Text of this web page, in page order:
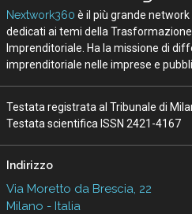
Nextwork360 è il più grande
dedicati ai temi della Trasformazione
Imprenditoriale. Ha la missione di
imprenditoriale nelle imprese e
Testata registrata al Tribunale di
Testata scientifica ISSN 2421-4167
Indirizzo
Via Moretto da Brescia, 22
Milano - Italia